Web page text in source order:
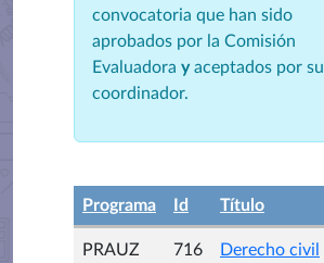
convocatoria que han sido
aprobados por la Comisión
Evaluadora yaceptados por su
coordinador.
Programa Id Título
PRAUZ 716
Derecho civil